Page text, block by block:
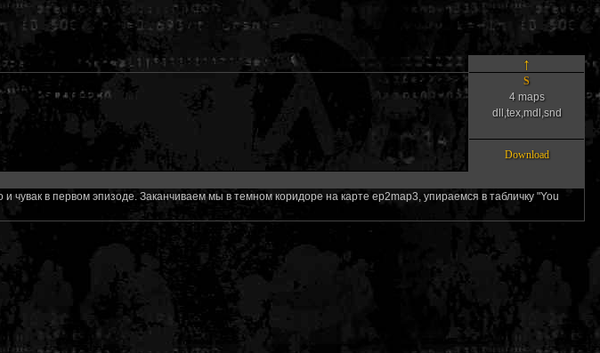
↑
S
4 maps
dll,tex,mdl,snd
Download
чувак в первом эпизоде. Заканчиваем мы в темном коридоре на карте ep2map3, упираемся в табличку "You